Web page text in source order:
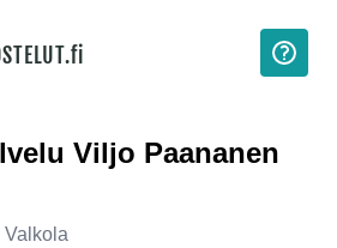
Viljo Paananen
Valkola